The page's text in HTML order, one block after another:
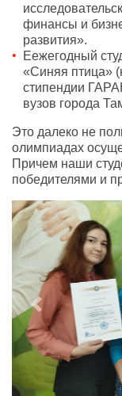
финансы и
развития».
Еежегодный
«Синяя птица»
стипендии
вузов города
Это далеко не
олимпиадах
Причем наши
победителями и
Previous